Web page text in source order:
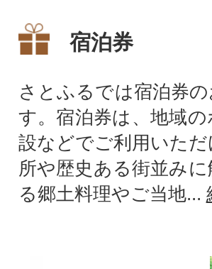
宿泊券
さとふるでは宿泊券
す。宿泊券は、地域
設などでご利用いた
所や歴史ある街並み
る郷土料理やご当地...